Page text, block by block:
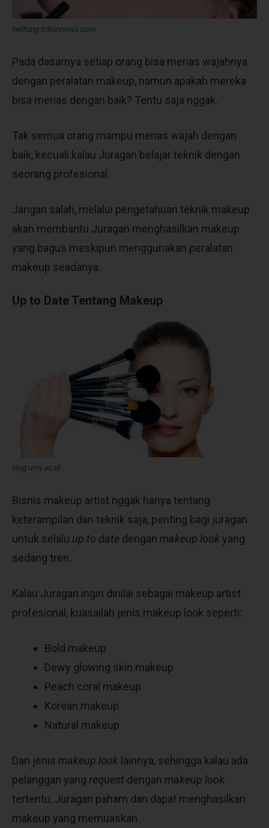
belitung.tribunnews.com
Pada dasarnya setiap orang bisa merias wajahnya
dengan peralatan makeup, namun apakah mereka
bisa merias dengan baik? Tentu saja nggak.
Tak semua orang mampu merias wajah dengan
baik, kecuali kalau Juragan belajar teknik dengan
seorang profesional.
Jangan salah, melalui pengetahuan teknik makeup
akan membantu Juragan menghasilkan makeup
yang bagus meskipun menggunakan peralatan
makeup seadanya.
Up to Date Tentang Makeup
blog.umy.ac.id
Bisnis makeup artist nggak hanya tentang
keterampilan dan teknik saja, penting bagi juragan
untuk selalu up to date dengan makeup lookyang
sedang tren.
Kalau Juragan ingin dinilai sebagai makeup artist
profesional, kuasailah jenis makeup look seperti:
Bold makeup
Dewy glowing skin makeup
Peach coral makeup
Korean makeup
Natural makeup
Dan jenis makeup look lainnya, sehingga kalau ada
pelanggan yang request dengan makeup look
tertentu, Juragan paham dan dapat menghasilkan
makeup yang memuaskan.